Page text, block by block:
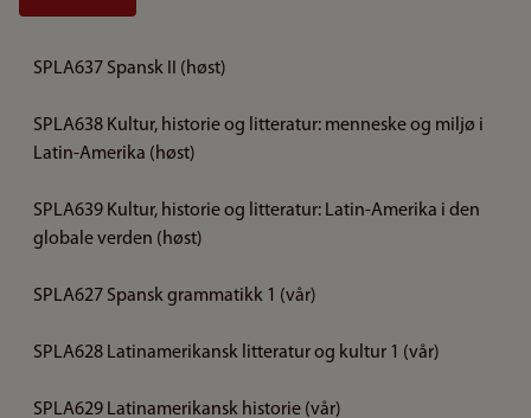
SPLA637 Spansk II (høst)
SPLA638 Kultur, historie og litteratur: menneske og miljø i
Latin-Amerika (høst)
SPLA639 Kultur, historie og litteratur: Latin-Amerika i den
globale verden (høst)
SPLA627 Spansk grammatikk 1 (vår)
SPLA628 Latinamerikansk litteratur og kultur 1 (vår)
SPLA629 Latinamerikansk historie (vår)